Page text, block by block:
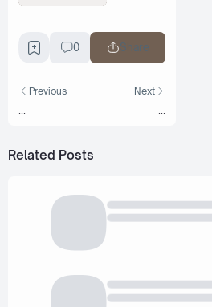
0 Share
Previous
...
Next
...
Related Posts